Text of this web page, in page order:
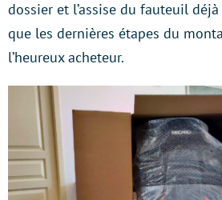
dossier et l’assise du fauteuil
que les dernières étapes du
l’heureux acheteur.